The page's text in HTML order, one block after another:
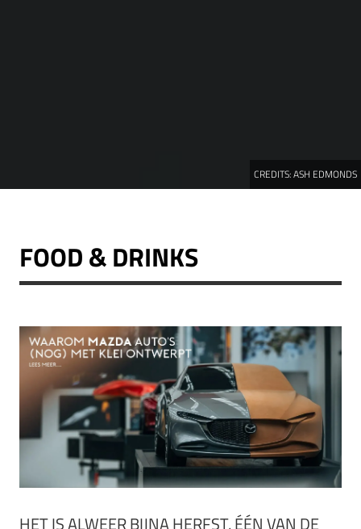
CREDITS:ASH EDMONDS
FOOD & DRINKS
HET IS ALWEER BIJNA HERFST, ÉÉN VAN DE